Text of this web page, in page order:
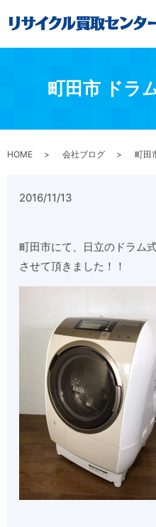
町田市 ドラ
HOME 会社ブログ 町田
2016/11/13
町田市にて、日立のドラム
させて頂きました！！